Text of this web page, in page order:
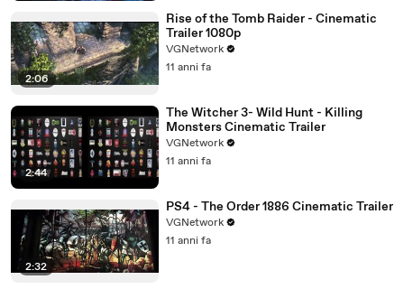
2:06
Rise of the Tomb Raider - Cinematic
Trailer 1080p
VGNetwork
11 anni fa
2:44
The Witcher 3- Wild Hunt - Killing
Monsters Cinematic Trailer
VGNetwork
11 anni fa
2:32
PS4 - The Order 1886 Cinematic Trailer
VGNetwork
11 anni fa